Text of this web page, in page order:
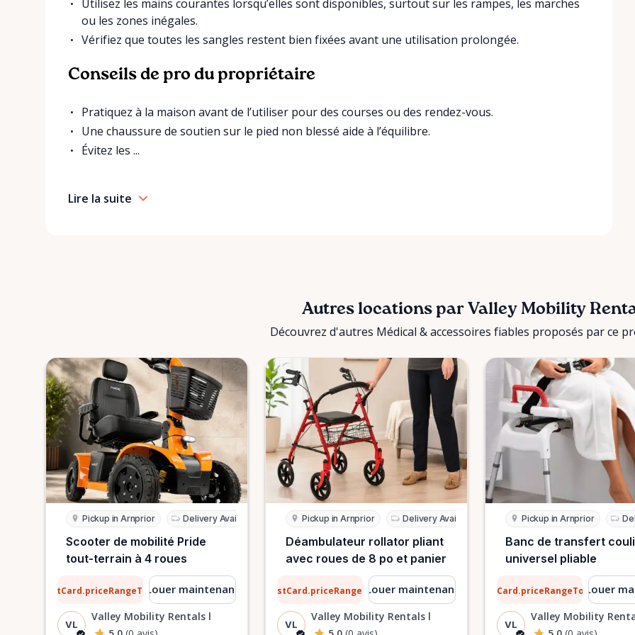
Utilisez les mains courantes lorsqu’elles sont disponibles, surtout sur les rampes, les marches
ou les zones inégales.
Vérifiez que toutes les sangles restent bien fixées avant une utilisation prolongée.
Conseils de pro du propriétaire
Pratiquez à la maison avant de l’utiliser pour des courses ou des rendez-vous.
Une chaussure de soutien sur le pied non blessé aide à l’équilibre.
Évitez les ...
Lire la suite
Autres locations par Valley Mobility
Découvrez d'autres Médical & accessoires fiables proposés par ce
Scooter de mobilité Pride
tout-terrain à 4 roues
Pickup in Arnprior Delivery Available
ListCard.priceRangeTo par jour
Louer maintenant
VL
Valley Mobility Rentals l
Déambulateur rollator pliant
avec roues de 8 po et panier
Pickup in Arnprior Delivery Available
0,76 $ ListCard.priceRangeTo par jour
Louer maintenant
VL
Valley Mobility Rentals l
Banc de transfert
universel pliable
Pickup in Arnprior
ListCard.priceRangeTo par jour
Louer
VL
Valley Mobility